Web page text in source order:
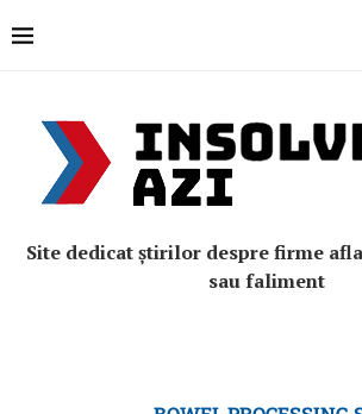
Site dedicat știrilor despre firme
sau faliment